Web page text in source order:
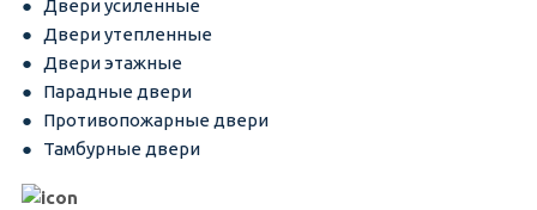
Двери усиленные
Двери утепленные
Двери этажные
Парадные двери
Противопожарные двери
Тамбурные двери